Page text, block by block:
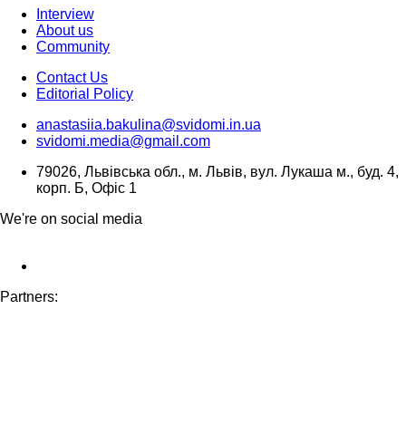
Interview
About us
Community
Contact Us
Editorial Policy
anastasiia.bakulina@svidomi.in.ua
svidomi.media@gmail.com
79026, Львівська обл., м. Львів, вул. Лукаша м., буд. 4,
корп. Б, Офіс 1
We're on social media
Partners: